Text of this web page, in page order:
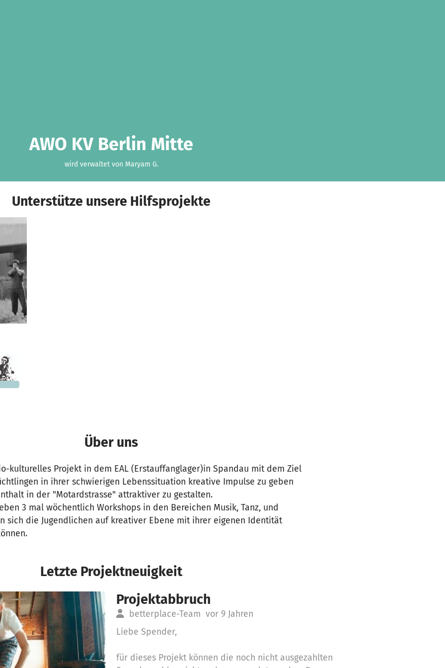
AWO KV Berlin Mitte
wird verwaltet von Maryam G.
Unterstütze unsere Hilfsprojekte
€
noch
Über uns
kulturelles Projekt in dem EAL (Erstauffanglager)in Spandau mit dem Ziel
in ihrer schwierigen Lebenssituation kreative Impulse zu geben
in der "Motardstrasse" attraktiver zu gestalten.
3 mal wöchentlich Workshops in den Bereichen Musik, Tanz, und
sich die Jugendlichen auf kreativer Ebene mit ihrer eigenen Identität
Letzte Projektneuigkeit
Projektabbruch
betterplace-Team vor 9 Jahren
Liebe Spender,
für dieses Projekt können die noch nicht ausgezahlten